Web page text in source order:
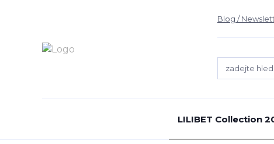
Blog /
LILIBET Collection